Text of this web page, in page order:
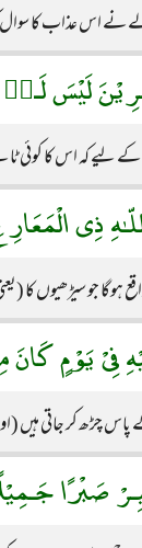
اس عذاب کا سوال
لَيْسَ لَـهٝ
لیے کہ اس کا کوئی
ذِى
ہوگا جو سیڑھیوں کا
فِىْ يَوْمٍ
چڑھ کر جاتی ہیں
صَبْرًا